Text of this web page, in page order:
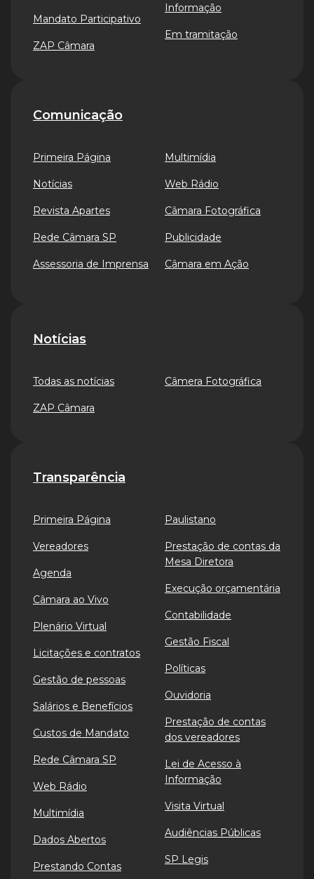
Mandato Participativo
ZAP Câmara
Informação
Em tramitação
Comunicação
Primeira Página
Notícias
Revista Apartes
Rede Câmara SP
Assessoria de Imprensa
Multimídia
Web Rádio
Câmara Fotográfica
Publicidade
Câmara em Ação
Notícias
Todas as notícias
ZAP Câmara
Câmera Fotográfica
Transparência
Primeira Página
Vereadores
Agenda
Câmara ao Vivo
Plenário Virtual
Licitações e contratos
Gestão de pessoas
Salários e Benefícios
Custos de Mandato
Rede Câmara SP
Web Rádio
Multimídia
Dados Abertos
Prestando Contas
Paulistano
Prestação de contas da
Mesa Diretora
Execução orçamentária
Contabilidade
Gestão Fiscal
Políticas
Ouvidoria
Prestação de contas
dos vereadores
Lei de Acesso à
Informação
Visita Virtual
Audiências Públicas
SP Legis